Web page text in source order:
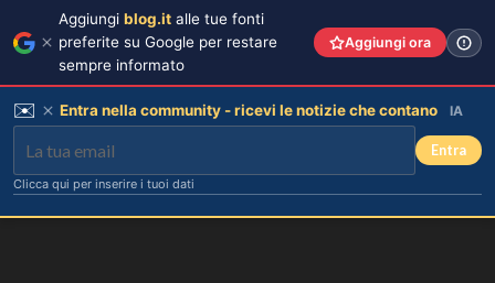
Aggiungi blog.it alle tue fonti
preferite su Google per restare
sempre informato
Aggiungi ora
✉️ Entra nella community - ricevi le notizie che contano IA
Entra
Clicca qui per inserire i tuoi dati